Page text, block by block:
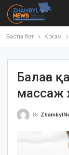
Басты бет Қоғам
Балаға
массаж
By